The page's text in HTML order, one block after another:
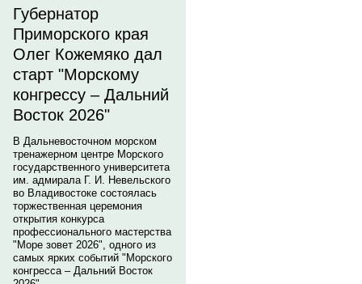
Губернатор
Приморского края
Олег Кожемяко дал
старт "Морскому
конгрессу – Дальний
Восток 2026"
В Дальневосточном морском
тренажерном центре Морского
государственного университета
им. адмирала Г. И. Невельского
во Владивостоке состоялась
торжественная церемония
открытия конкурса
профессионального мастерства
"Море зовет 2026", одного из
самых ярких событий "Морского
конгресса – Дальний Восток